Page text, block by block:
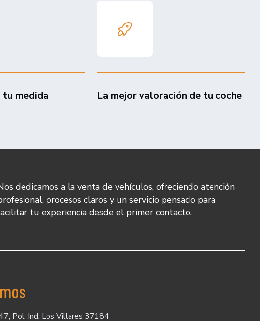
tu medida La mejor valoración de tu coche
dedicamos a la venta de vehículos, ofreciendo atención
procesos claros y un servicio pensado para
tu experiencia desde el primer contacto.
Pol. Ind. Los Villares 37184